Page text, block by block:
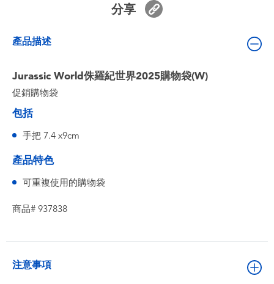
分享
產品描述
Jurassic World侏羅紀世界2025購物袋(W)
促銷購物袋
包括
手把 7.4 x9cm
產品特色
可重複使用的購物袋
商品# 937838
注意事項